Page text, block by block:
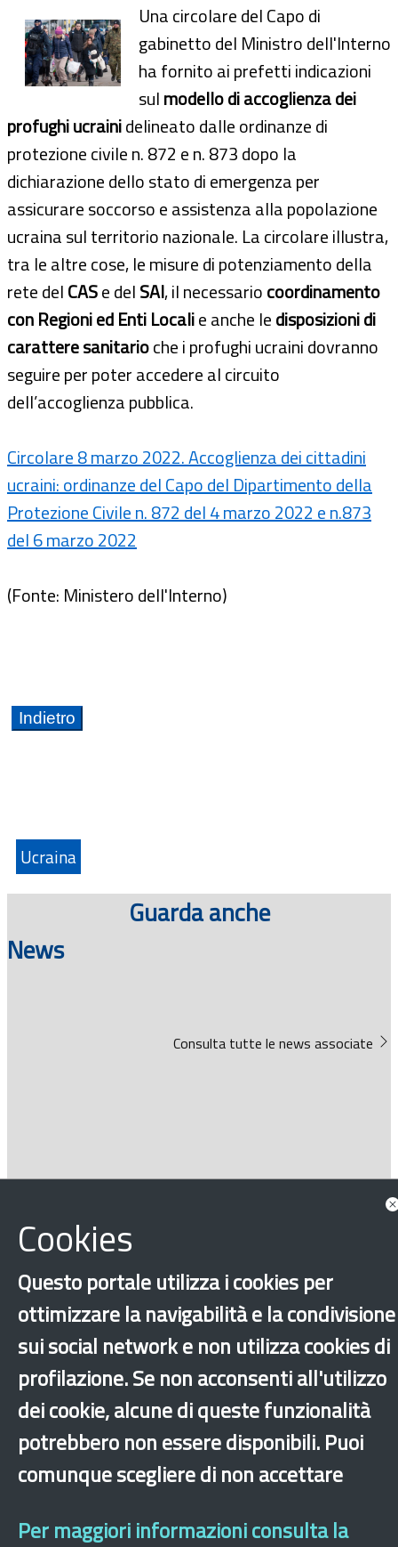
Una circolare del Capo di
gabinetto del Ministro dell'Interno
ha fornito ai prefetti indicazioni
sulmodello di accoglienza dei
profughi ucrainidelineato dalle ordinanze di
protezione civile n. 872 e n. 873 dopo la
dichiarazione dello stato di emergenza per
assicurare soccorso e assistenza alla popolazione
ucraina sul territorio nazionale. La circolare illustra,
tra le altre cose, le misure di potenziamento della
rete delCASe delSAI, il necessariocoordinamento
con Regioni ed Enti Localie anche ledisposizioni di
carattere sanitarioche i profughi ucraini dovranno
seguire per poter accedere al circuito
dell’accoglienza pubblica.
Circolare 8 marzo 2022. Accoglienza dei cittadini
ucraini: ordinanze del Capo del Dipartimento della
Protezione Civile n. 872 del 4 marzo 2022 e n.873
del 6 marzo 2022
(Fonte: Ministero dell'Interno)
Ucraina
Guarda anche
News
Consulta tutte le news associate
›×
Cookies
Questo portale utilizza i cookies per
ottimizzare la navigabilità e la condivisione
sui social network e non utilizza cookies di
profilazione. Se non acconsenti all'utilizzo
dei cookie, alcune di queste funzionalità
potrebbero non essere disponibili. Puoi
comunque scegliere di non accettare
Per maggiori informazioni consulta la
Dichiarazione di accessibilità